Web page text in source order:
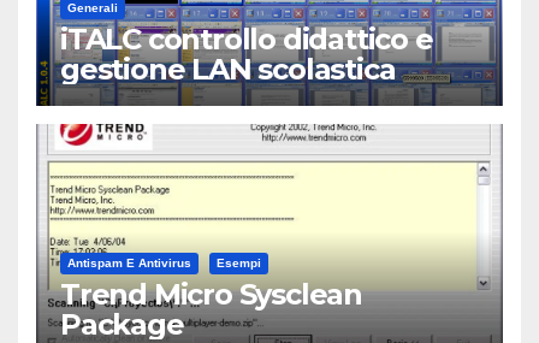
Generali
iTALC controllo didattico e
gestione LAN scolastica
Antispam E Antivirus Esempi
Trend Micro Sysclean
Package